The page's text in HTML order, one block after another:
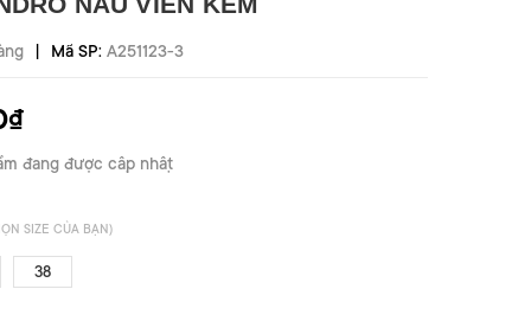
| Mã SP: A251123-3
đang được cập nhật
SIZE CỦA BẠN)
38